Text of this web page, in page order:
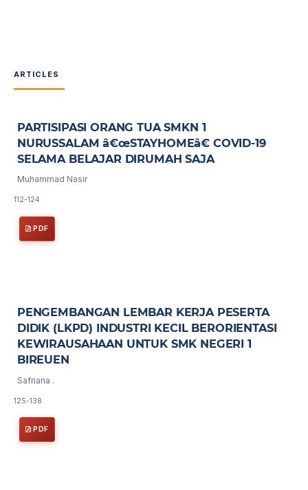
ARTICLES
PARTISIPASI ORANG TUA SMKN 1
NURUSSALAM â€œSTAYHOMEâ€ COVID-19
SELAMA BELAJAR DIRUMAH SAJA
Muhammad Nasir
112-124
PDF
PENGEMBANGAN LEMBAR KERJA PESERTA
DIDIK (LKPD) INDUSTRI KECIL BERORIENTASI
KEWIRAUSAHAAN UNTUK SMK NEGERI 1
BIREUEN
Safriana .
125-138
PDF